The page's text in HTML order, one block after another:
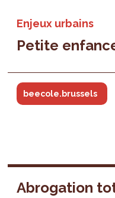
Enjeux urbains
Petite
beecole.brussels
Abrogation